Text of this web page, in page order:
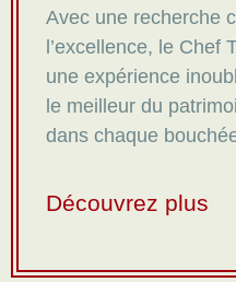
Avec une recherche
l’excellence, le Chef
une expérience
le meilleur du
dans chaque
Découvrez plus